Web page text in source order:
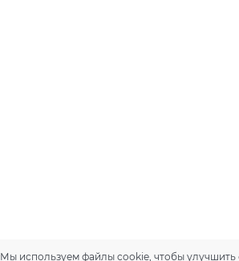
Мы используем файлы cookie, чтобы улучшить